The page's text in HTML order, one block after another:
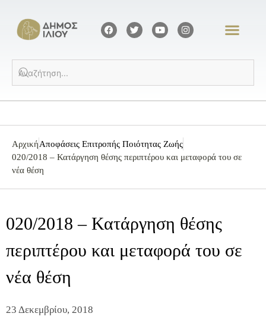
ΑρχικήΑποφάσεις Επιτροπής Ποιότητας Ζωής
020/2018 – Κατάργηση θέσης περιπτέρου και μεταφορά του σε
νέα θέση
020/2018 – Κατάργηση θέσης
περιπτέρου και μεταφορά του σε
νέα θέση
23 Δεκεμβρίου, 2018